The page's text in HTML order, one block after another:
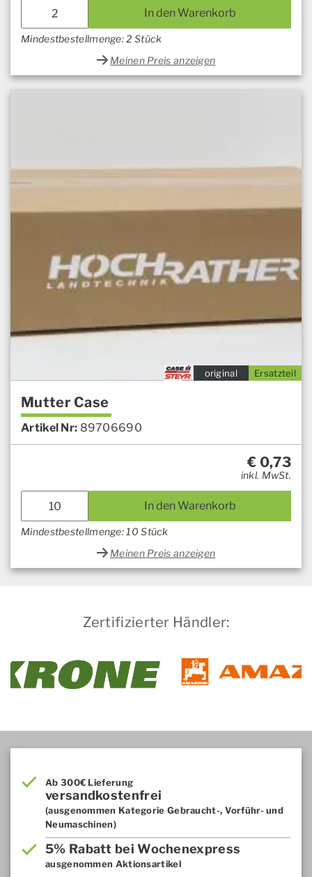
In den Warenkorb
Mindestbestellmenge: 2 Stück
Meinen Preis anzeigen
Ersatzteil
original
Mutter Case
Artikel Nr: 89706690
€ 0,73
inkl. MwSt.
In den Warenkorb
Mindestbestellmenge: 10 Stück
Meinen Preis anzeigen
Zertifizierter Händler:
Ab 300€ Lieferung
versandkostenfrei
(ausgenommen Kategorie Gebraucht-, Vorführ- und
Neumaschinen)
5% Rabatt bei Wochenexpress
ausgenommen Aktionsartikel